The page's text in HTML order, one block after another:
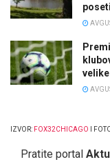
IZVOR: FOX32CHICAGO I
Pratite portal